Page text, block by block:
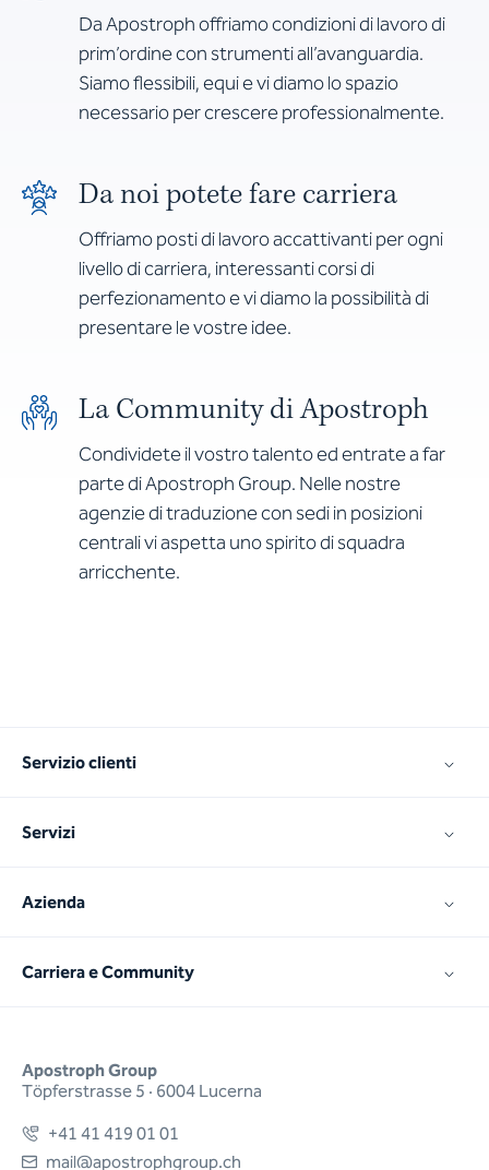
Da Apostroph offriamo condizioni di lavoro di
prim’ordine con strumenti all’avanguardia.
Siamo flessibili, equi e vi diamo lo spazio
necessario per crescere professionalmente.
Da noi potete fare carriera
Offriamo posti di lavoro accattivanti per ogni
livello di carriera, interessanti corsi di
perfezionamento e vi diamo la possibilità di
presentare le vostre idee.
La Community di Apostroph
Condividete il vostro talento ed entrate a far
parte di Apostroph Group. Nelle nostre
agenzie di traduzione con sedi in posizioni
centrali vi aspetta uno spirito di squadra
arricchente.
Apostroph Group
Töpferstrasse 5 · 6004 Lucerna
+41 41 419 01 01
mail@apostrophgroup.ch
Servizio clienti
Servizi
Azienda
Carriera e Community